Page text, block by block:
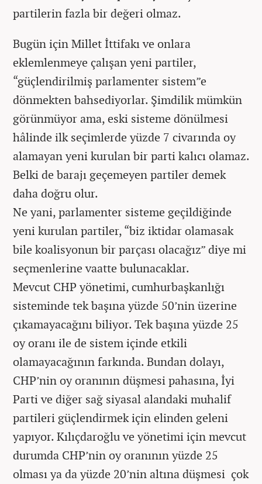
partilerin fazla bir değeri olmaz.
Bugün için Millet İttifakı ve onlara
eklemlenmeye çalışan yeni partiler,
“güçlendirilmiş parlamenter sistem”e
dönmekten bahsediyorlar. Şimdilik mümkün
görünmüyor ama, eski sisteme dönülmesi
hâlinde ilk seçimlerde yüzde 7 civarında oy
alamayan yeni kurulan bir parti kalıcı olamaz.
Belki de barajı geçemeyen partiler demek
daha doğru olur.
Ne yani, parlamenter sisteme geçildiğinde
yeni kurulan partiler, “biz iktidar olamasak
bile koalisyonun bir parçası olacağız” diye mi
seçmenlerine vaatte bulunacaklar.
Mevcut CHP yönetimi, cumhurbaşkanlığı
sisteminde tek başına yüzde 50’nin üzerine
çıkamayacağını biliyor. Tek başına yüzde 25
oy oranı ile de sistem içinde etkili
olamayacağının farkında. Bundan dolayı,
CHP’nin oy oranının düşmesi pahasına, İyi
Parti ve diğer sağ siyasal alandaki muhalif
partileri güçlendirmek için elinden geleni
yapıyor. Kılıçdaroğlu ve yönetimi için mevcut
durumda CHP’nin oy oranının yüzde 25
olması ya da yüzde 20’nin altına düşmesi çok